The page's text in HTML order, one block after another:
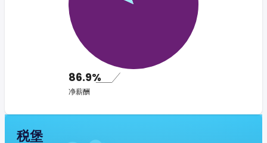
86.9%
净薪酬
税堡